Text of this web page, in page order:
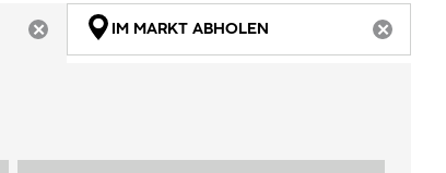
ARTIKEL NICHT VERFÜGBAR
IM MARKT ABHOLEN